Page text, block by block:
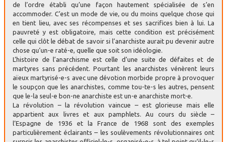
de l’ordre établi qu’une façon hautement spécialisée de s’en
accommoder. C’est un mode de vie, ou du moins quelque chose qui
en tient lieu, avec ses récompenses et ses sacrifices bien à lui. La
pauvreté y est obligatoire, mais cette condition est précisément
celle qui clôt le débat de savoir si l’anarchiste aurait pu devenir autre
chose qu’un-e raté-e, quelle que soit son idéologie.
L’histoire de l’anarchisme est celle d’une suite de défaites et de
martyres sans précédent. Pourtant les anarchistes vénèrent leurs
aïeux martyrisé-e-s avec une dévotion morbide propre à provoquer
le soupçon que les anarchistes, comme tou-te-s les autres, pensent
que le-la seul-e bon-ne anarchiste est un-e anarchiste mort-e.
La révolution – la révolution vaincue – est glorieuse mais elle
appartient aux livres et aux pamphlets. Au cours du siècle –
l’Espagne de 1936 et la France de 1968 sont des exemples
particulièrement éclairants – les soulèvements révolutionnaires ont